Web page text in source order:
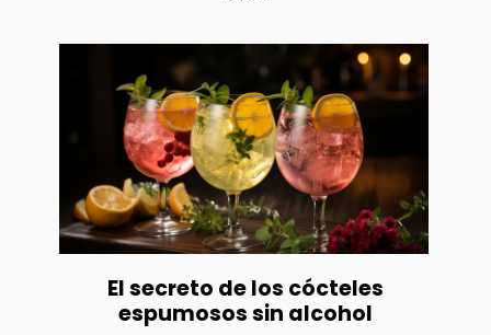
El secreto de los cócteles
espumosos sin alcohol